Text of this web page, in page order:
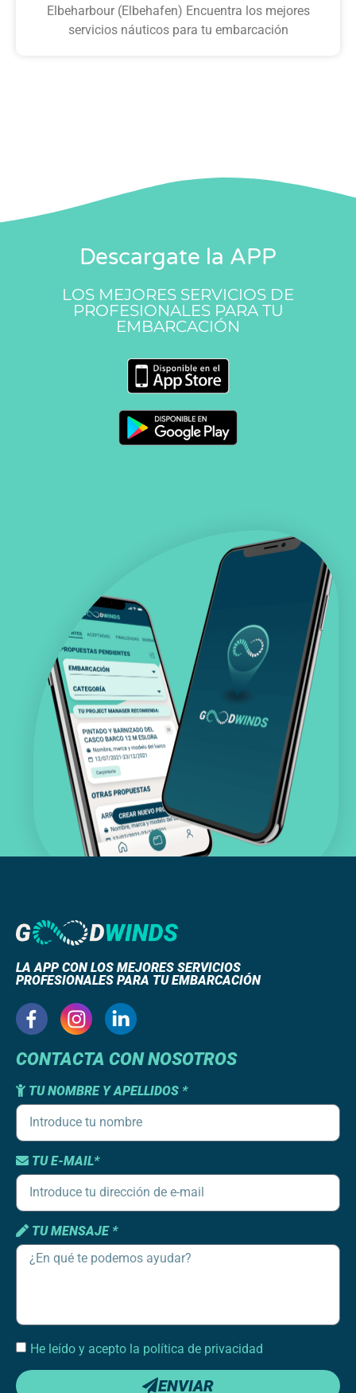
Elbeharbour (Elbehafen) Encuentra los mejores
servicios náuticos para tu embarcación
Descargate la APP
LOS MEJORES SERVICIOS DE
PROFESIONALES PARA TU
EMBARCACIÓN
LA APP CON LOS MEJORES SERVICIOS
PROFESIONALES PARA TU EMBARCACIÓN
CONTACTA CON NOSOTROS
TU NOMBRE Y APELLIDOS *
TU E-MAIL*
TU MENSAJE *
He leído y acepto la política de privacidad
ENVIAR